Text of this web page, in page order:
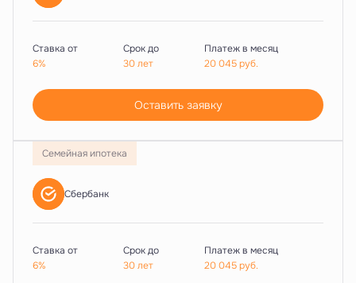
Ставка от
6%
Срок до
30 лет
Платеж в месяц
20 045руб.
Оставить заявку
Семейная ипотека
Сбербанк
Ставка от
6%
Срок до
30 лет
Платеж в месяц
20 045руб.